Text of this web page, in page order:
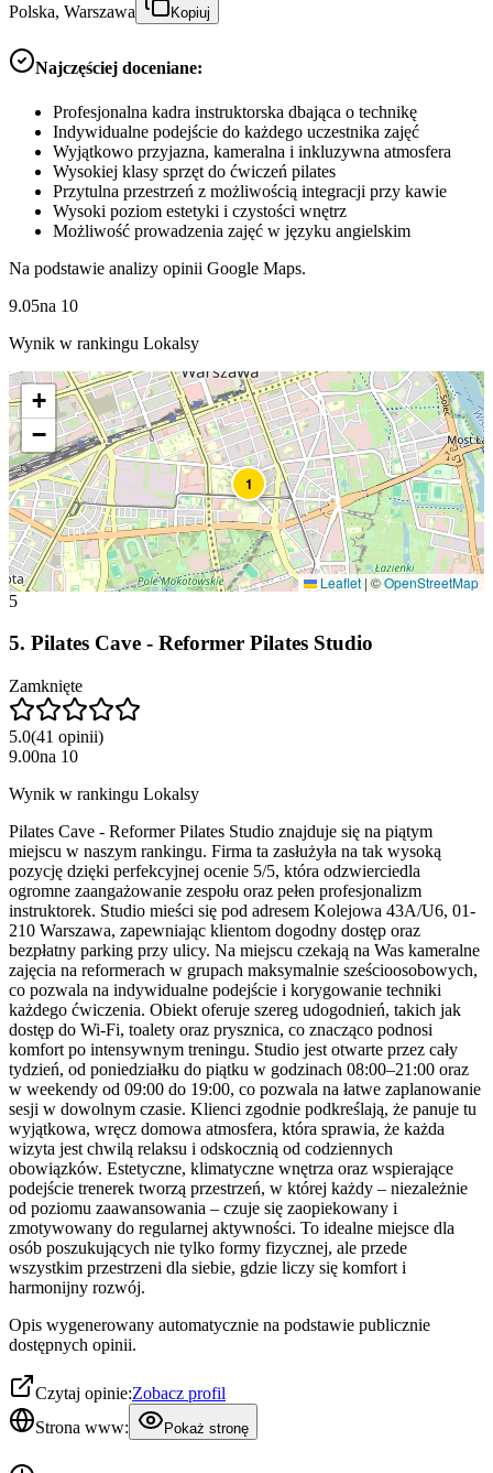
Polska, Warszawa
Kopiuj
Najczęściej doceniane:
Profesjonalna kadra instruktorska dbająca o technikę
Indywidualne podejście do każdego uczestnika zajęć
Wyjątkowo przyjazna, kameralna i inkluzywna atmosfera
Wysokiej klasy sprzęt do ćwiczeń pilates
Przytulna przestrzeń z możliwością integracji przy kawie
Wysoki poziom estetyki i czystości wnętrz
Możliwość prowadzenia zajęć w języku angielskim
Na podstawie analizy opinii Google Maps.
9.05na 10
Wynik w rankingu Lokalsy
1
+
−
Leaflet |©OpenStreetMap
5
5. Pilates Cave - Reformer Pilates Studio
Zamknięte
5.0(41 opinii)
9.00na 10
Wynik w rankingu Lokalsy
Pilates Cave - Reformer Pilates Studio znajduje się na piątym
miejscu w naszym rankingu. Firma ta zasłużyła na tak wysoką
pozycję dzięki perfekcyjnej ocenie 5/5, która odzwierciedla
ogromne zaangażowanie zespołu oraz pełen profesjonalizm
instruktorek. Studio mieści się pod adresem Kolejowa 43A/U6, 01-
210 Warszawa, zapewniając klientom dogodny dostęp oraz
bezpłatny parking przy ulicy. Na miejscu czekają na Was kameralne
zajęcia na reformerach w grupach maksymalnie sześcioosobowych,
co pozwala na indywidualne podejście i korygowanie techniki
każdego ćwiczenia. Obiekt oferuje szereg udogodnień, takich jak
dostęp do Wi-Fi, toalety oraz prysznica, co znacząco podnosi
komfort po intensywnym treningu. Studio jest otwarte przez cały
tydzień, od poniedziałku do piątku w godzinach 08:00–21:00 oraz
w weekendy od 09:00 do 19:00, co pozwala na łatwe zaplanowanie
sesji w dowolnym czasie. Klienci zgodnie podkreślają, że panuje tu
wyjątkowa, wręcz domowa atmosfera, która sprawia, że każda
wizyta jest chwilą relaksu i odskocznią od codziennych
obowiązków. Estetyczne, klimatyczne wnętrza oraz wspierające
podejście trenerek tworzą przestrzeń, w której każdy – niezależnie
od poziomu zaawansowania – czuje się zaopiekowany i
zmotywowany do regularnej aktywności. To idealne miejsce dla
osób poszukujących nie tylko formy fizycznej, ale przede
wszystkim przestrzeni dla siebie, gdzie liczy się komfort i
harmonijny rozwój.
Opis wygenerowany automatycznie na podstawie publicznie
dostępnych opinii.
Czytaj opinie:Zobacz profil
Strona www:
Pokaż stronę